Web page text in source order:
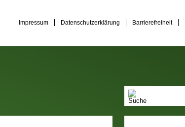
Impressum Datenschutzerklärung Barrierefreiheit